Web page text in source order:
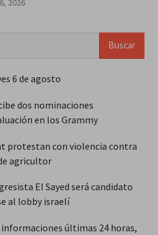
2026
6 de agosto
dos nominaciones
en los Grammy
protestan con violencia contra
agricultor
El Sayed será candidato
al lobby israelí
últimas 24 horas,